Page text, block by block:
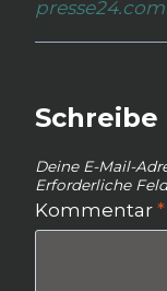
presse24.com
Deine E-Mail-
Erforderliche
Kommentar *